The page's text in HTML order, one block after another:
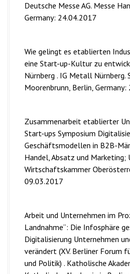
Deutsche Messe AG. Messe
Germany: 24.04.2017
Wie gelingt es etablierten
eine Start-up-Kultur zu
Nürnberg . IG Metall Nürnberg.
Moorenbrunn, Berlin,
Zusammenarbeit etablierter
Start-ups Symposium
Geschäftsmodellen in B2B-
Handel, Absatz und Marketing;
Wirtschaftskammer
09.03.2017
Arbeit und Unternehmen im
Landnahme“: Die Infosphäre
Digitalisierung Unternehmen
verändert (XV. Berliner Forum
und Politik) . Katholische